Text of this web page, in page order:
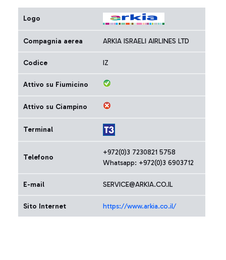
Logo
Compagnia aerea ARKIA ISRAELI AIRLINES LTD
Codice IZ
Attivo su Fiumicino
Attivo su Ciampino
Terminal
Telefono
+972(0)3 7230821 5758
Whatsapp: +972(0)3 6903712
E-mail SERVICE@ARKIA.CO.IL
Sito Internet https://www.arkia.co.il/